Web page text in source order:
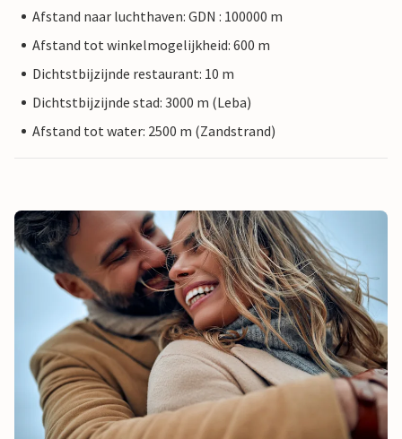
Afstand naar luchthaven: GDN : 100000 m
Afstand tot winkelmogelijkheid: 600 m
Dichtstbijzijnde restaurant: 10 m
Dichtstbijzijnde stad: 3000 m (Leba)
Afstand tot water: 2500 m (Zandstrand)